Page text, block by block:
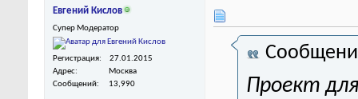
Евгений Кислов
Супер Модератор
Регистрация
27.01.2015
Адрес
Москва
Сообщений
13,990
Проект